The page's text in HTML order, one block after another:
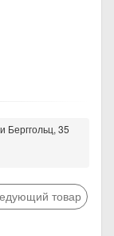
Берггольц, 35
товар